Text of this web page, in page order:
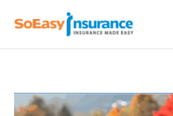
στο